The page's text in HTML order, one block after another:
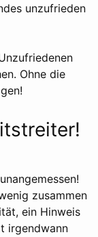
unzufrieden
Ohne die
zusammen
ein Hinweis
irgendwann